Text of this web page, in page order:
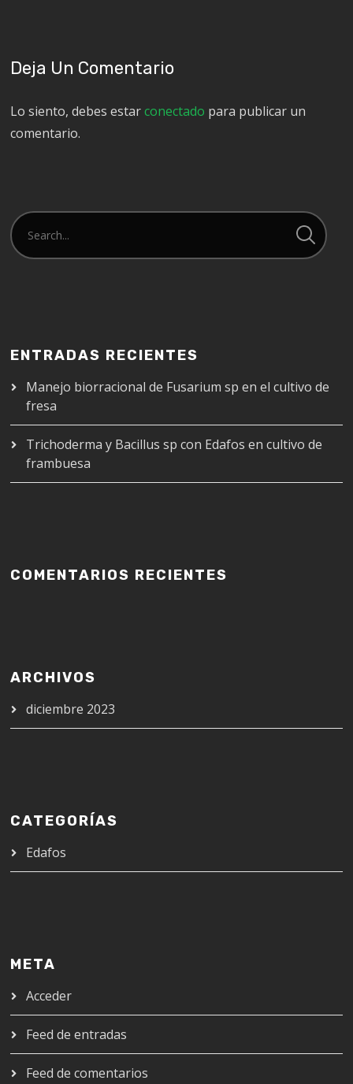
Deja Un Comentario
Lo siento, debes estarconectado para publicar un
comentario.
ENTRADAS RECIENTES
Manejo biorracional de Fusarium sp en el cultivo de
fresa
Trichoderma y Bacillus sp con Edafos en cultivo de
frambuesa
COMENTARIOS RECIENTES
ARCHIVOS
diciembre 2023
CATEGORÍAS
Edafos
META
Acceder
Feed de entradas
Feed de comentarios